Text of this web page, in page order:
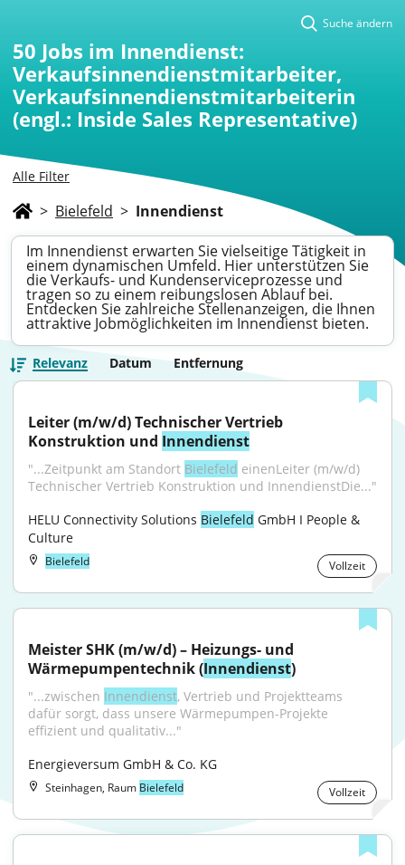
Alle Filter
Suche ändern
50 Jobs im Innendienst:
Verkaufsinnendienstmitarbeiter,
Verkaufsinnendienstmitarbeiterin
(engl.: Inside Sales Representative)
> Bielefeld > Innendienst
Im Innendienst erwarten Sie vielseitige Tätigkeit in
einem dynamischen Umfeld. Hier unterstützen Sie
die Verkaufs- und Kundenserviceprozesse und
tragen so zu einem reibungslosen Ablauf bei.
Entdecken Sie zahlreiche Stellenanzeigen, die Ihnen
attraktive Jobmöglichkeiten im Innendienst bieten.
Relevanz Datum Entfernung
Leiter (m/w/d) Technischer Vertrieb
Konstruktion und Innendienst
"...Zeitpunkt am Standort Bielefeld einenLeiter (m/w/d)
Technischer Vertrieb Konstruktion und InnendienstDie..."
HELU Connectivity Solutions Bielefeld GmbH I People &
Culture
Bielefeld Vollzeit
Meister SHK (m/w/d) – Heizungs- und
Wärmepumpentechnik (Innendienst)
"...zwischen Innendienst, Vertrieb und Projektteams
dafür sorgt, dass unsere Wärmepumpen-Projekte
effizient und qualitativ..."
Energieversum GmbH & Co. KG
Steinhagen, Raum Bielefeld Vollzeit